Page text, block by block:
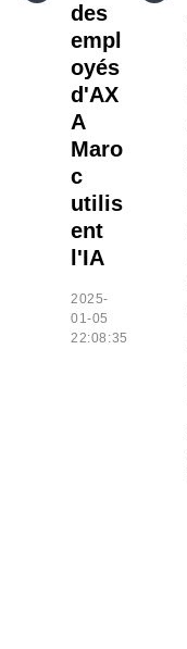
des
empl
oyés
d'AX
A
Maro
c
utilis
ent
l'IA
2025-
01-05
22:08:35